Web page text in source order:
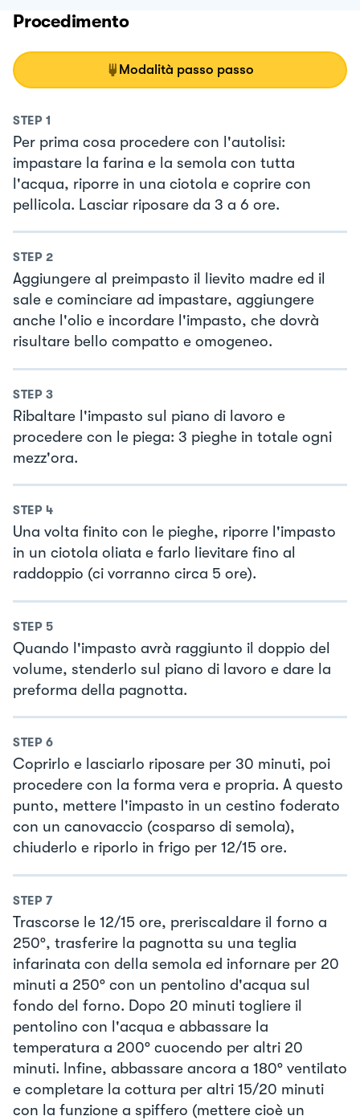
Procedimento
Modalità passo passo
STEP 1
Per prima cosa procedere con l'autolisi:
impastare la farina e la semola con tutta
l'acqua, riporre in una ciotola e coprire con
pellicola. Lasciar riposare da 3 a 6 ore.
STEP 2
Aggiungere al preimpasto il lievito madre ed il
sale e cominciare ad impastare, aggiungere
anche l'olio e incordare l'impasto, che dovrà
risultare bello compatto e omogeneo.
STEP 3
Ribaltare l'impasto sul piano di lavoro e
procedere con le piega: 3 pieghe in totale ogni
mezz'ora.
STEP 4
Una volta finito con le pieghe, riporre l'impasto
in un ciotola oliata e farlo lievitare fino al
raddoppio (ci vorranno circa 5 ore).
STEP 5
Quando l'impasto avrà raggiunto il doppio del
volume, stenderlo sul piano di lavoro e dare la
preforma della pagnotta.
STEP 6
Coprirlo e lasciarlo riposare per 30 minuti, poi
procedere con la forma vera e propria. A questo
punto, mettere l'impasto in un cestino foderato
con un canovaccio (cosparso di semola),
chiuderlo e riporlo in frigo per 12/15 ore.
STEP 7
Trascorse le 12/15 ore, preriscaldare il forno a
250°, trasferire la pagnotta su una teglia
infarinata con della semola ed infornare per 20
minuti a 250° con un pentolino d'acqua sul
fondo del forno. Dopo 20 minuti togliere il
pentolino con l'acqua e abbassare la
temperatura a 200° cuocendo per altri 20
minuti. Infine, abbassare ancora a 180° ventilato
e completare la cottura per altri 15/20 minuti
con la funzione a spiffero (mettere cioè un